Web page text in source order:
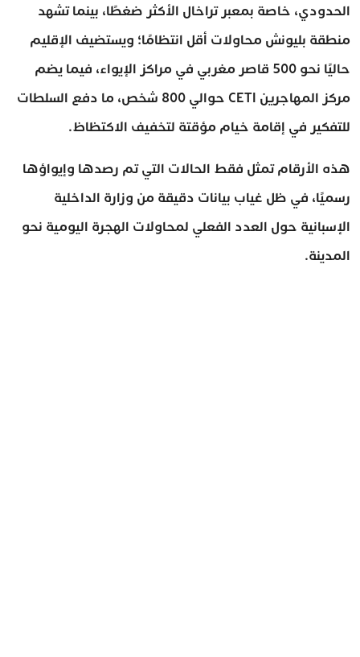
الحدودي، خاصة بمعبر تراخال الأكثر ضغطًا، بينما تشهد
منطقة بليونش محاولات أقل انتظامًا؛ ويستضيف الإقليم
حاليًا نحو 500 قاصر مغربي في مراكز الإيواء، فيما يضم
مركز المهاجرين CETI حوالي 800 شخص، ما دفع السلطات
للتفكير في إقامة خيام مؤقتة لتخفيف الاكتظاظ.
هذه الأرقام تمثل فقط الحالات التي تم رصدها وإيواؤها
رسميًا، في ظل غياب بيانات دقيقة من وزارة الداخلية
الإسبانية حول العدد الفعلي لمحاولات الهجرة اليومية نحو
المدينة.